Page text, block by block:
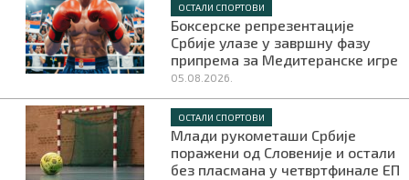
ОСТАЛИ СПОРТОВИ
Боксерске репрезентације
Србије улазе у завршну фазу
припрема за Медитеранске игре
05.08.2026.
ОСТАЛИ СПОРТОВИ
Млади рукометаши Србије
поражени од Словеније и остали
без пласмана у четвртфинале ЕП